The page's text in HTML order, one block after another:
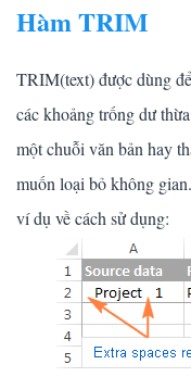
Hàm TRIM
TRIM(text) được dùng
các khoảng trống dư
một chuỗi văn bản hay
muốn loại bỏ không
ví dụ về cách sử dụng: